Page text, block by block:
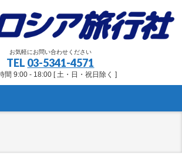
お気軽にお問い合わせください
TEL 03-5341-4571
間 9:00 - 18:00 [ 土・日・祝日除く ]